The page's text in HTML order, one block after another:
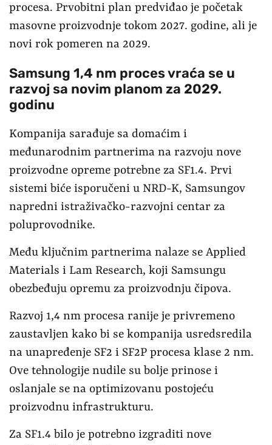
procesa. Prvobitni plan predviđao je početak
masovne proizvodnje tokom 2027. godine, ali je
novi rok pomeren na 2029.
Samsung 1,4 nm proces vraća se u
razvoj sa novim planom za 2029.
godinu
Kompanija sarađuje sa domaćim i
međunarodnim partnerima na razvoju nove
proizvodne opreme potrebne za SF1.4. Prvi
sistemi biće isporučeni u NRD-K, Samsungov
napredni istraživačko-razvojni centar za
poluprovodnike.
Među ključnim partnerima nalaze se Applied
Materials i Lam Research, koji Samsungu
obezbeđuju opremu za proizvodnju čipova.
Razvoj 1,4 nm procesa ranije je privremeno
zaustavljen kako bi se kompanija usredsredila
na unapređenje SF2 i SF2P procesa klase 2 nm.
Ove tehnologije nudile su bolje prinose i
oslanjale se na optimizovanu postojeću
proizvodnu infrastrukturu.
Za SF1.4 bilo je potrebno izgraditi nove